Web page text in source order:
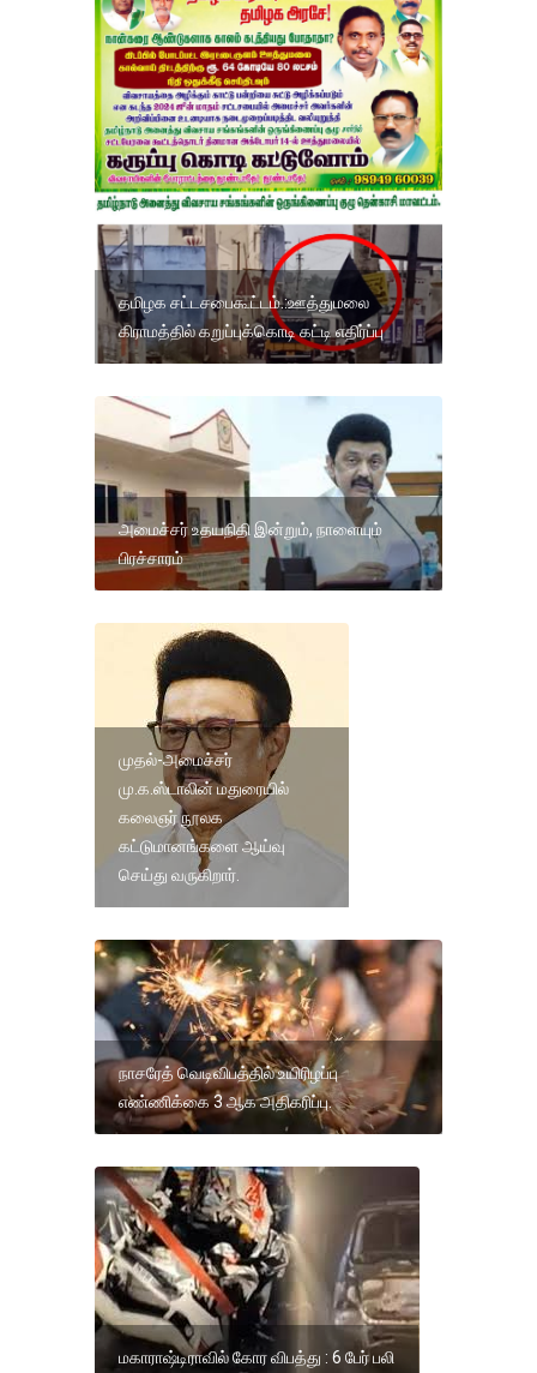
தமிழக சட்டசபைகூட்டம்.:ஊத்துமலை
கிராமத்தில் கறுப்புக்கொடி கட்டி எதிர்ப்பு
அமைச்சர் உதயநிதி இன்றும், நாளையும்
பிரச்சாரம்
முதல்-அமைச்சர்
மு.க.ஸ்டாலின் மதுரையில்
கலைஞர் நூலக
கட்டுமானங்களை ஆய்வு
செய்து வருகிறார்.
நாசரேத் வெடிவிபத்தில் உயிரிழப்பு
எண்ணிக்கை 3 ஆக அதிகரிப்பு.
மகாராஷ்டிராவில் கோர விபத்து : 6 பேர் பலி